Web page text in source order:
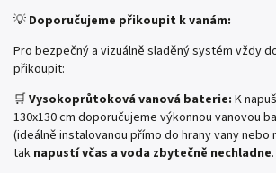
💡 Doporučujeme přikoupit k vanám:
Pro bezpečný a vizuálně sladěný systém vždy
přikoupit:
🛒 Vysokoprůtoková vanová baterie: K
130x130 cm doporučujeme výkonnou vanovou
(ideálně instalovanou přímo do hrany vany nebo
tak napustí včas a voda zbytečně nechladne.